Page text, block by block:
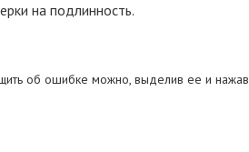
на подлинность.
об ошибке можно, выделив ее и нажав